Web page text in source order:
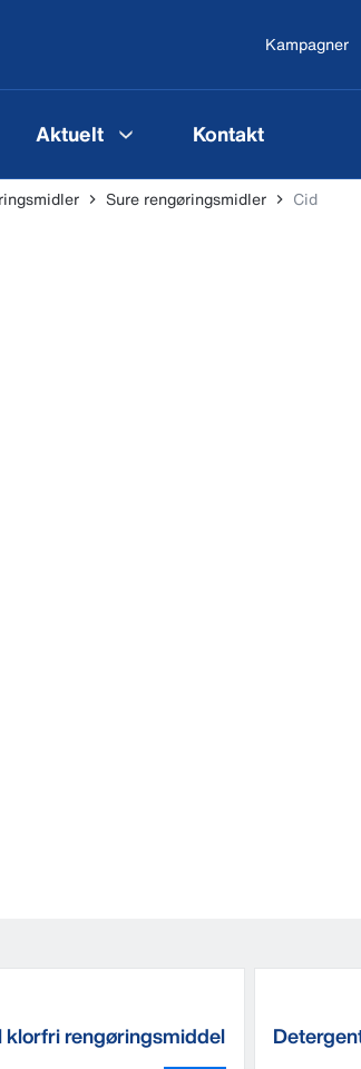
Kampagner
Aktuelt Kontakt
Sure rengøringsmidler Cid
klorfri rengøringsmiddel